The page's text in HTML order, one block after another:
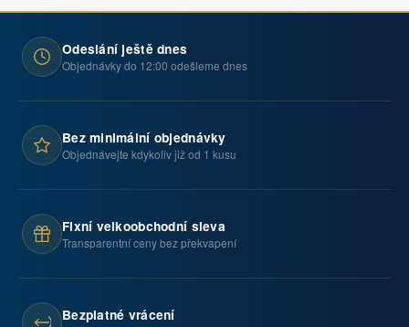
Odeslání ještě dnes
Objednávky do 12:00 odešleme dnes
Bez minimální objednávky
Objednávejte kdykoliv již od 1 kusu
Fixní velkoobchodní sleva
Transparentní ceny bez překvapení
Bezplatné vrácení